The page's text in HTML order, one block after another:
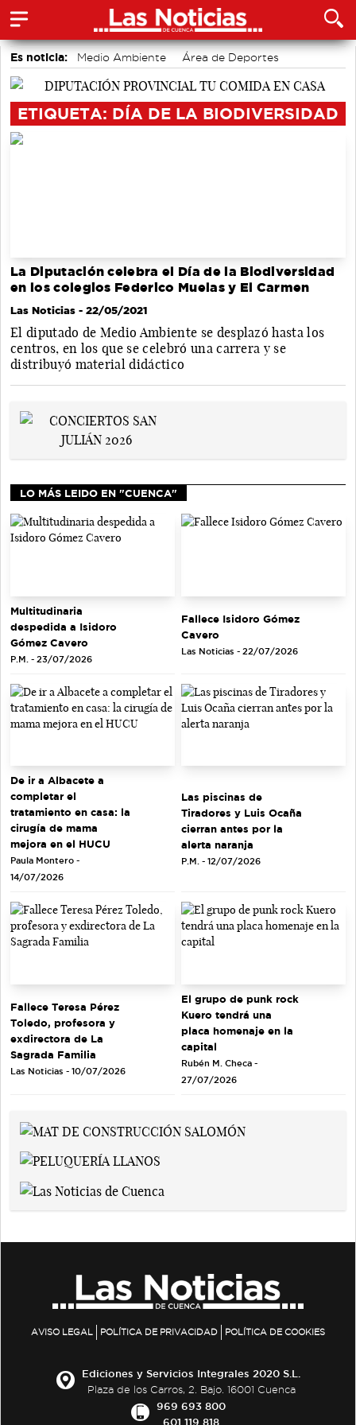
Es noticia: Medio Ambiente
Área de Deportes
Auditorio de Cuenca
ETIQUETA: DÍA DE LA BIODIVERSIDAD
La Diputación celebra el Día de la Biodiversidad
en los colegios Federico Muelas y El Carmen
Las Noticias - 22/05/2021
El diputado de Medio Ambiente se desplazó hasta los
centros, en los que se celebró una carrera y se
distribuyó material didáctico
LO MÁS LEIDO EN "CUENCA"
Multitudinaria
despedida a Isidoro
Gómez Cavero
P.M. - 23/07/2026
Fallece Isidoro Gómez
Cavero
Las Noticias - 22/07/2026
De ir a Albacete a
completar el
tratamiento en casa: la
cirugía de mama
mejora en el HUCU
Paula Montero -
14/07/2026
Las piscinas de
Tiradores y Luis Ocaña
cierran antes por la
alerta naranja
P.M. - 12/07/2026
Fallece Teresa Pérez
Toledo, profesora y
exdirectora de La
Sagrada Familia
Las Noticias - 10/07/2026
El grupo de punk rock
Kuero tendrá una
placa homenaje en la
capital
Rubén M. Checa -
27/07/2026
AVISO LEGAL POLÍTICA DE PRIVACIDAD POLÍTICA DE COOKIES
Ediciones y Servicios Integrales 2020 S.L.
Plaza de los Carros, 2. Bajo. 16001 Cuenca
969 693 800
601 119 818